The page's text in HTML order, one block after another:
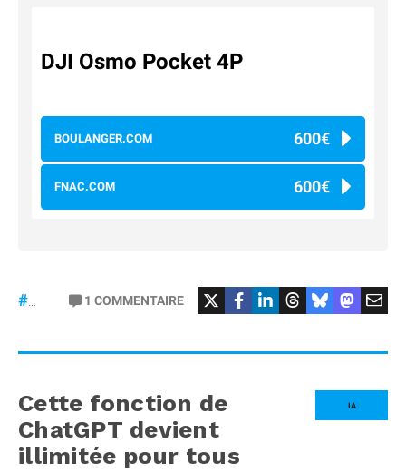
DJI Osmo Pocket 4P
BOULANGER.COM 600€
FNAC.COM 600€
#osmopocket4P
1 COMMENTAIRE
IA
Cette fonction de
ChatGPT devient
illimitée pour tous